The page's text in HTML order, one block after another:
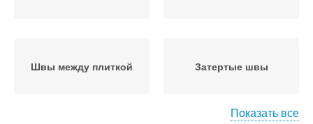
Швы между плиткой Затертые швы
Показать все